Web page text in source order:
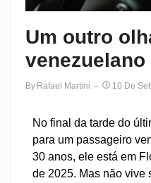
Um outro
venezuelano
By Rafael Martini 10 De
No final da tarde do
para um passageiro
30 anos, ele está em
de 2025. Mas não vive